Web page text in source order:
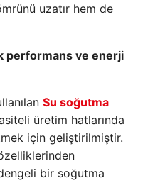
uzatır hem de
performans ve enerji
Su soğutma
üretim hatlarında
için geliştirilmiştir.
özelliklerinden
bir soğutma